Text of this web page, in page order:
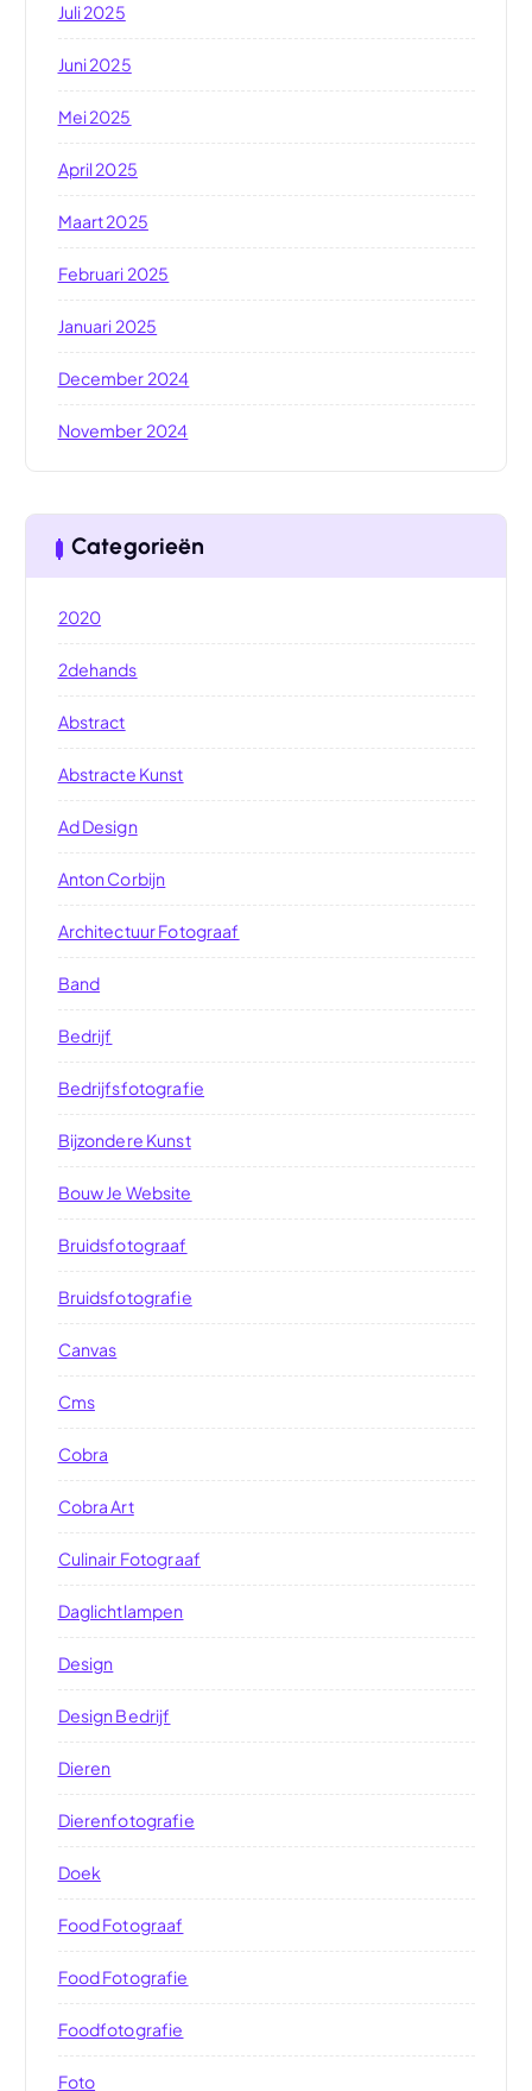
Juli 2025
Juni 2025
Mei 2025
April 2025
Maart 2025
Februari 2025
Januari 2025
December 2024
November 2024
Categorieën
2020
2dehands
Abstract
Abstracte Kunst
Ad Design
Anton Corbijn
Architectuur Fotograaf
Band
Bedrijf
Bedrijfsfotografie
Bijzondere Kunst
Bouw Je Website
Bruidsfotograaf
Bruidsfotografie
Canvas
Cms
Cobra
Cobra Art
Culinair Fotograaf
Daglichtlampen
Design
Design Bedrijf
Dieren
Dierenfotografie
Doek
Food Fotograaf
Food Fotografie
Foodfotografie
Foto